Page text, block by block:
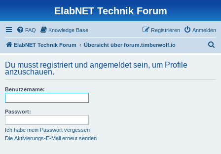
ElabNET Technik Forum
FAQ Knowledge Base Anmelden
Registrieren
ElabNET Technik Forum Übersicht über forum.timberwolf.io
h
Du musst registriert und angemeldet sein, um Profile
anzuschauen.
Benutzername:
Passwort:
Ich habe mein Passwort vergessen
Die Aktivierungs-E-Mail erneut senden